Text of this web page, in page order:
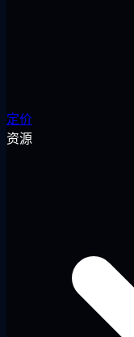
定价
资源